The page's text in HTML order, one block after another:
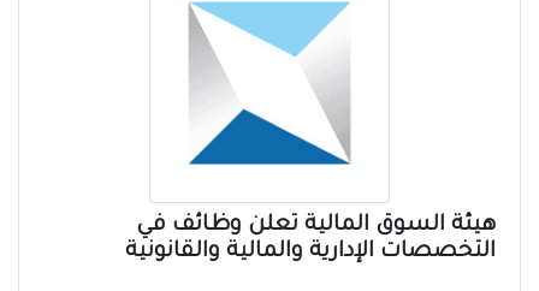
هيئة السوق المالية تعلن وظائف في
التخصصات الإدارية والمالية والقانونية